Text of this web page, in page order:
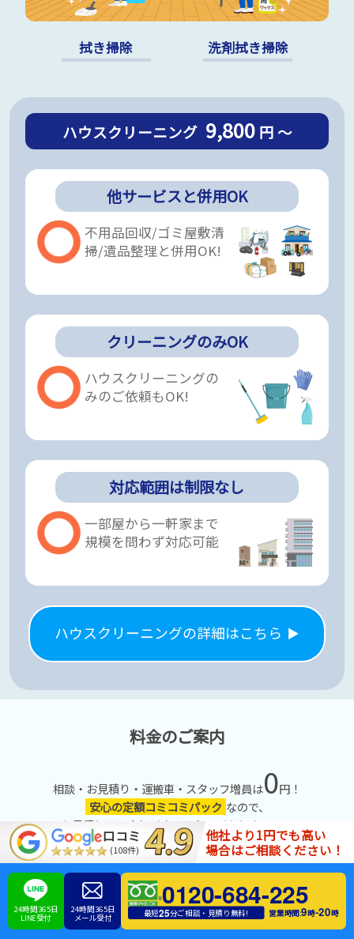
拭き掃除 洗剤拭き掃除
ハウスクリーニング 9,800 円 ～
他サービスと併用OK
不用品回収/ゴミ屋敷清
掃/遺品整理と併用OK!
クリーニングのみOK
ハウスクリーニングの
みのご依頼もOK!
対応範囲は制限なし
一部屋から一軒家まで
規模を問わず対応可能
ハウスクリーニングの詳細はこちら
料金のご案内
相談・お見積り・運搬車・スタッフ増員は0円！
安心の定額コミコミパック なので、
お見積りから金額が変わる心配がありません！
安心してご利用ください！
定額コミコミパック
口コミ
(108件)
他社より1円でも高い
場合はご相談ください！
24時間365日
LINE受付
24時間365日
メール受付
0120-684-225
最短25分ご相談・見積り無料! 営業時間:9時-20時